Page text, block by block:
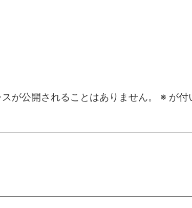
が公開されることはありません。 ※ が付